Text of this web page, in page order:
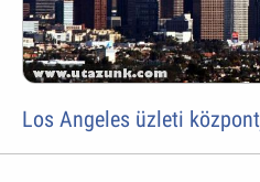
Los Angeles üzleti